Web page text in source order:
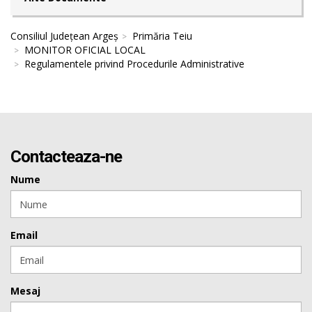
Consiliul Județean Argeș
Primăria Teiu
MONITOR OFICIAL LOCAL
Regulamentele privind Procedurile Administrative
Contacteaza-ne
Nume
Email
Mesaj